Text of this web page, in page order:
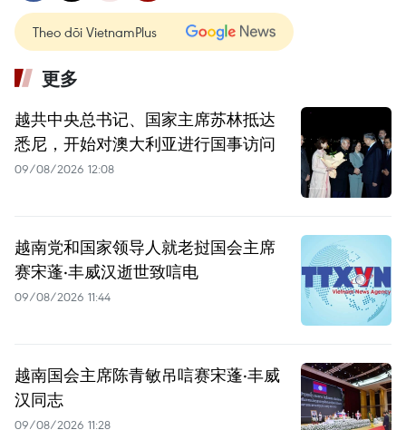
Theo dõi VietnamPlus
更多
越共中央总书记、国家主席苏林抵达
悉尼，开始对澳大利亚进行国事访问
09/08/2026 12:08
越南党和国家领导人就老挝国会主席
赛宋蓬·丰威汉逝世致唁电
09/08/2026 11:44
越南国会主席陈青敏吊唁赛宋蓬·丰威
汉同志
09/08/2026 11:28